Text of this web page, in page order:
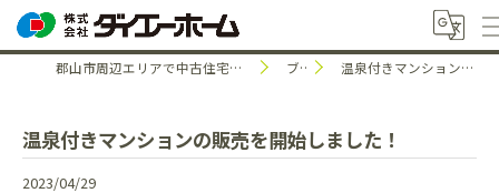
郡山市周辺エリアで中古住宅のことなら株式会社ダイエーホーム ブログ 温泉付きマンションの販売を開始しました！
温泉付きマンションの販売を開始しました！
2023/04/29